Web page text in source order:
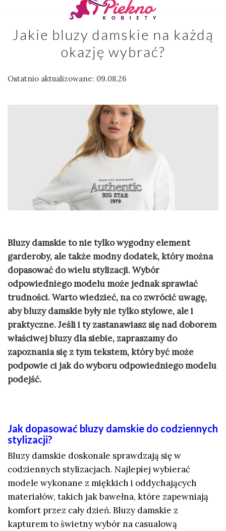
Jakie bluzy damskie na każdą
okazję wybrać?
Ostatnio aktualizowane: 09.08.26
Bluzy damskie to nie tylko wygodny element
garderoby, ale także modny dodatek, który można
dopasować do wielu stylizacji. Wybór
odpowiedniego modelu może jednak sprawiać
trudności. Warto wiedzieć, na co zwrócić uwagę,
aby bluzy damskie były nie tylko stylowe, ale i
praktyczne. Jeśli i ty zastanawiasz się nad doborem
właściwej bluzy dla siebie, zapraszamy do
zapoznania się z tym tekstem, który być może
podpowie ci jak do wyboru odpowiedniego modelu
podejść.
Jak dopasować bluzy damskie do codziennych
stylizacji?
Bluzy damskie doskonale sprawdzają się w
codziennych stylizacjach. Najlepiej wybierać
modele wykonane z miękkich i oddychających
materiałów, takich jak bawełna, które zapewniają
komfort przez cały dzień. Bluzy damskie z
kapturem to świetny wybór na casualową